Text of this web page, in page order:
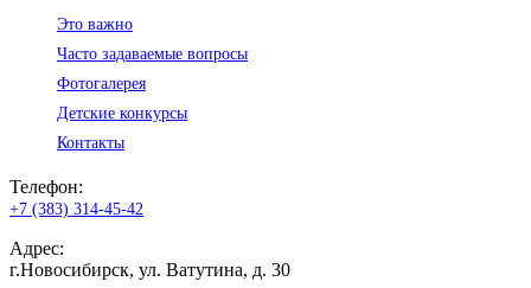
Это важно
Часто задаваемые вопросы
Фотогалерея
Детские конкурсы
Контакты
Телефон:
+7 (383) 314-45-42
Адрес:
г.Новосибирск, ул. Ватутина, д. 30